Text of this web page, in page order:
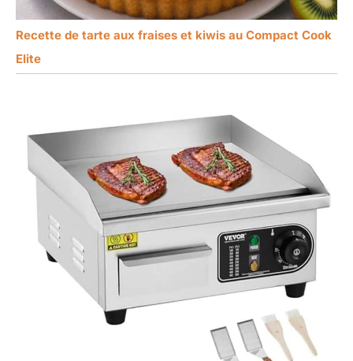
Recette de tarte aux fraises et kiwis au Compact Cook
Elite